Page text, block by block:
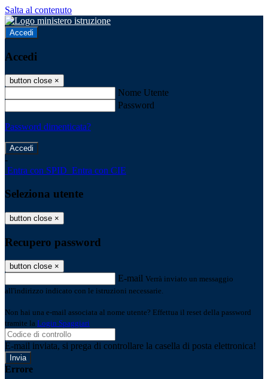
Salta al contenuto
Accedi
Accedi
button close ×
Nome Utente
Password
Password dimenticata?
-
Entra con SPID Entra con CIE
Seleziona utente
button close ×
Recupero password
button close ×
E-mail Verrà inviato un messaggio
all'indirizzo indicato con le istruzioni necessarie.
Non hai una e-mail associata al nome utente? Effettua il reset della password
tramite la Login Spaggiari
E-mail inviata, si prega di controllare la casella di posta elettronica!
Errore